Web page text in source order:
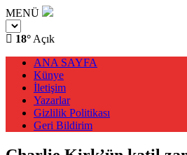
MENÜ
18° Açık
ANA SAYFA
Künye
İletişim
Yazarlar
Gizlilik Politikası
Geri Bildirim